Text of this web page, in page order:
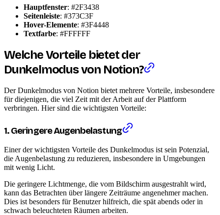
Hauptfenster: #2F3438
Seitenleiste: #373C3F
Hover-Elemente: #3F4448
Textfarbe: #FFFFFF
Welche Vorteile bietet der
Dunkelmodus von Notion?
Der Dunkelmodus von Notion bietet mehrere Vorteile, insbesondere
für diejenigen, die viel Zeit mit der Arbeit auf der Plattform
verbringen. Hier sind die wichtigsten Vorteile:
1. Geringere Augenbelastung
Einer der wichtigsten Vorteile des Dunkelmodus ist sein Potenzial,
die Augenbelastung zu reduzieren, insbesondere in Umgebungen
mit wenig Licht.
Die geringere Lichtmenge, die vom Bildschirm ausgestrahlt wird,
kann das Betrachten über längere Zeiträume angenehmer machen.
Dies ist besonders für Benutzer hilfreich, die spät abends oder in
schwach beleuchteten Räumen arbeiten.